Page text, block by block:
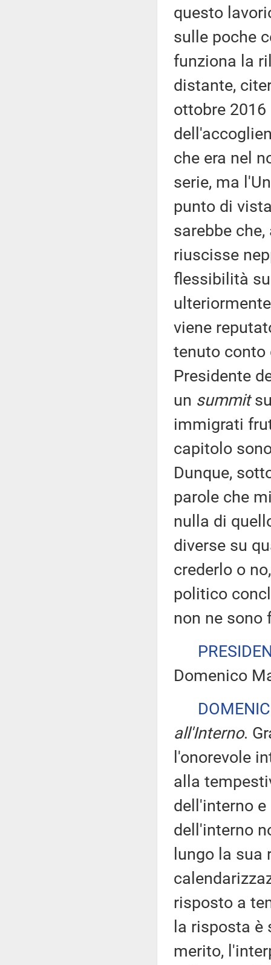
questo
sulle poche
funziona la
distante,
ottobre
che era nel
serie, ma
punto di
sarebbe
riuscisse
flessibilità
viene
tenuto conto
Presidente
un summit
immigrati
capitolo
Dunque,
parole che
nulla di
diverse su
crederlo o
politico
non ne sono
Domenico
all'Interno.
l'onorevole
alla
dell'interno
dell'interno
lungo la
risposto a
la risposta
merito,